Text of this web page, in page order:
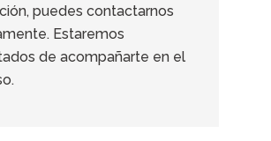
puedes contactarnos
Estaremos
de acompañarte en el